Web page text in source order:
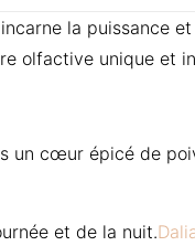
la puissance
olfactive unique et
un cœur épicé de
et de la nuit.